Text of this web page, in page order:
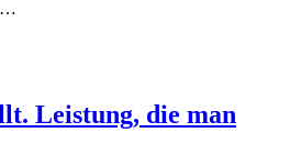
Leistung, die man